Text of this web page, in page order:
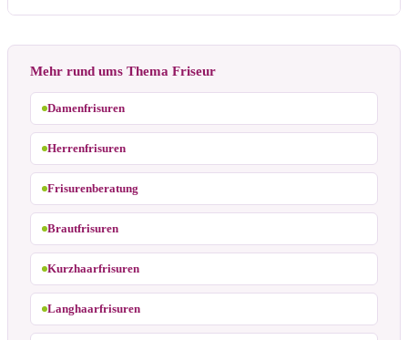
Mehr rund ums Thema Friseur
Damenfrisuren
Herrenfrisuren
Frisurenberatung
Brautfrisuren
Kurzhaarfrisuren
Langhaarfrisuren